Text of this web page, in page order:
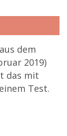
dem
2019)
das mit
Test.